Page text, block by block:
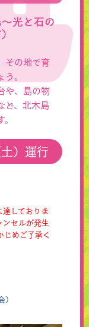
光と石の
その地で育
。
や、島の物
ど、北木島
）運行
達しておりま
ンセルが発生
じめご了承く
）